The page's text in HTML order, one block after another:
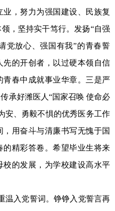
，努力为强国建设、民族复
，坚持实干笃行。发扬“自强
党放心、强国有我”的青春誓
的开创者，以过硬本领自信
春中成就事业华章。 三是严
承好潍医人 “国家召唤 使命必
安、勇毅不惧的优秀医务工作
，用奋斗与清廉书写无愧于国
的精彩答卷。希望毕业生将来
的发展，为学校建设高水平
温入党誓词。铮铮入党誓言再